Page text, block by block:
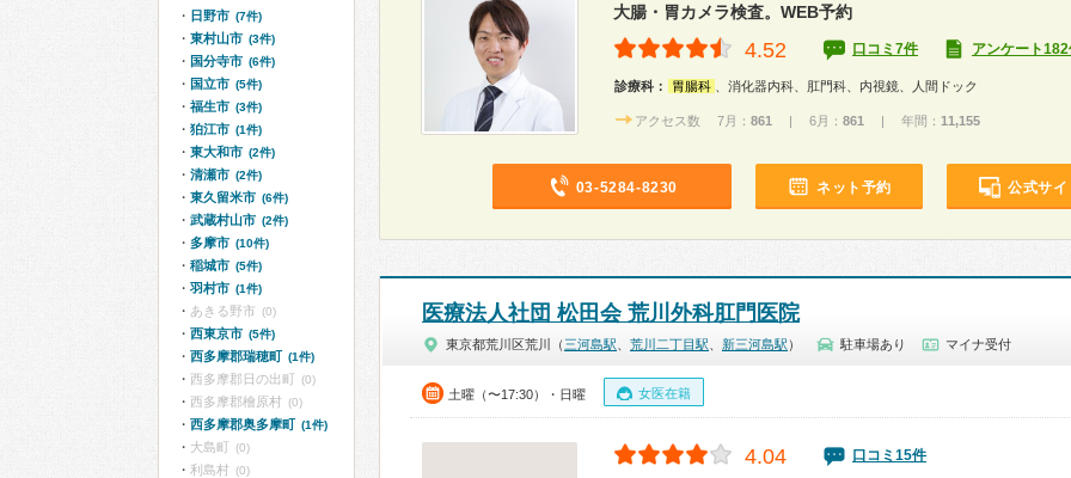
大腸・胃カメラ検査。WEB予約
4.52 口コミ7件 アンケート
診療科： 胃腸科 、消化器内科、肛門科、内視鏡、人間ドック
アクセス数 7月： 861 | 6月： 861 | 年間： 11,155
03-5284-8230 ネット予約 公式サイ
医療法人社団 松田会 荒川外科肛門医院
東京都荒川区荒川（ 三河島駅 荒川二丁目駅 新三河島駅 ） 駐車場あり マイナ受付
土曜（〜17:30）・日曜 女医在籍
4.04 口コミ15件
日野市 (7件)
東村山市 (3件)
国分寺市 (6件)
国立市 (5件)
福生市 (3件)
狛江市 (1件)
東大和市 (2件)
清瀬市 (2件)
東久留米市 (6件)
武蔵村山市 (2件)
多摩市 (10件)
稲城市 (5件)
羽村市 (1件)
あきる野市 (0)
西東京市 (5件)
西多摩郡瑞穂町 (1件)
西多摩郡日の出町 (0)
西多摩郡檜原村 (0)
西多摩郡奥多摩町 (1件)
大島町 (0)
利島村 (0)